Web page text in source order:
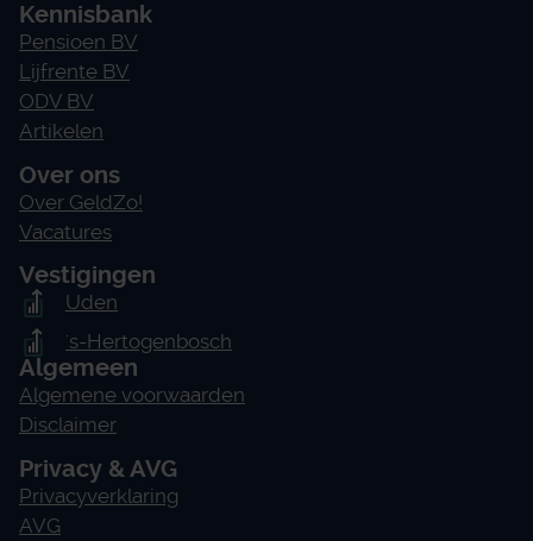
Kennisbank
Pensioen BV
Lijfrente BV
ODV BV
Artikelen
Over ons
Over GeldZo!
Vacatures
Vestigingen
Uden
's-Hertogenbosch
Algemeen
Algemene voorwaarden
Disclaimer
Privacy & AVG
Privacyverklaring
AVG